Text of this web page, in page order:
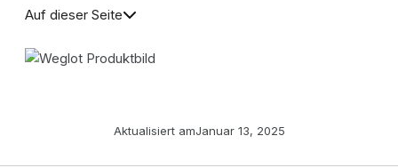
Auf dieser Seite
Aktualisiert amJanuar 13, 2025